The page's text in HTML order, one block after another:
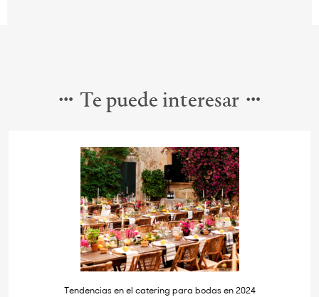
Te puede interesar
Tendencias en el catering para bodas en 2024